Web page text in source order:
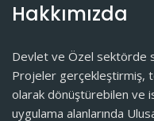
Hakkımızda
Devlet ve Özel sektörde
Projeler gerçekleştirmiş,
olarak dönüştürebilen ve
uygulama alanlarında